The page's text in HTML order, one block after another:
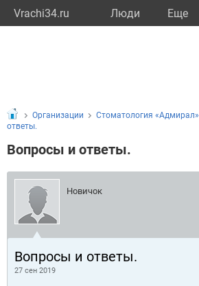
Vrachi34.ru Люди Eще
Организации Стоматология «Адмирал»
ответы.
Вопросы и ответы.
Новичок
Вопросы и ответы.
27 сен 2019